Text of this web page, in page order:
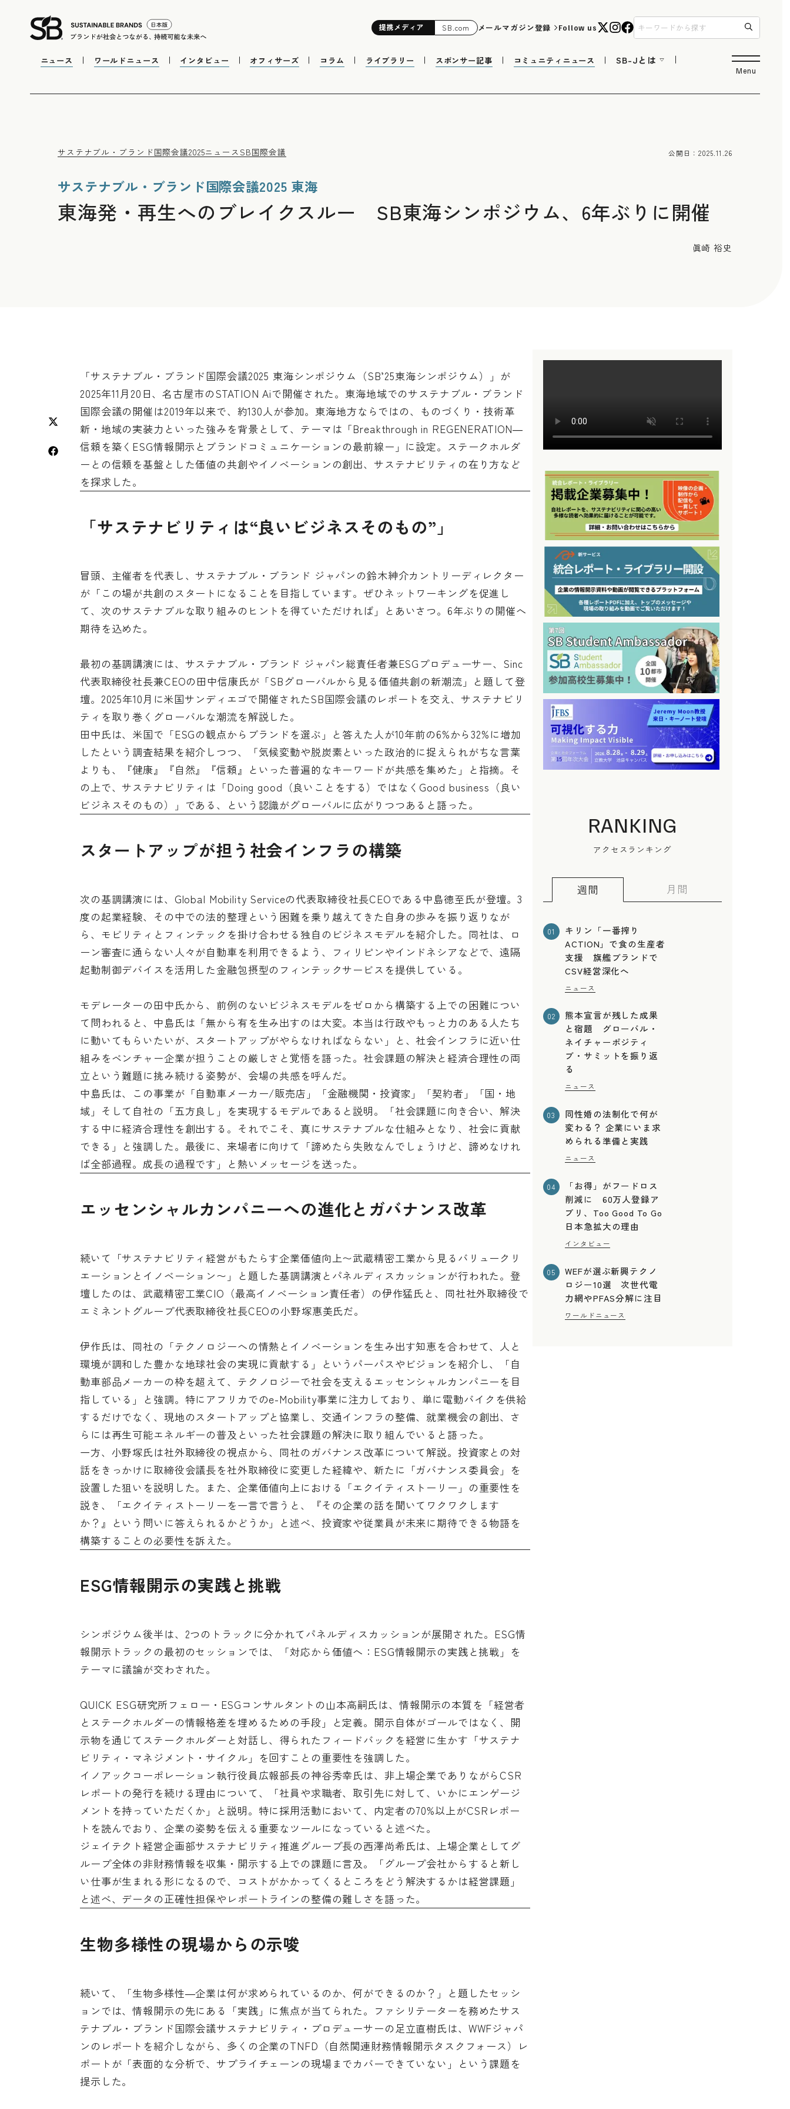
提携メディア SB.com メールマガジン登録 Follow us
ニュース ワールドニュース インタビュー オフィサーズ コラム ライブラリー スポンサー記事 コミュニティニュース SB-Jとは
Menu
サステナブル・ブランド国際会議2025ニュース SB国際会議 公開日：2025.11.26
サステナブル・ブランド国際会議2025 東海
東海発・再生へのブレイクスルー SB東海シンポジウム、6年ぶりに開催
眞崎 裕史
「サステナブル・ブランド国際会議2025 東海シンポジウム（SB’25東海シンポジウム）」が
2025年11月20日、名古屋市のSTATION Aiで開催された。東海地域でのサステナブル・ブランド
国際会議の開催は2019年以来で、約130人が参加。東海地方ならではの、ものづくり・技術革
新・地域の実装力といった強みを背景として、テーマは「Breakthrough in REGENERATION―
信頼を築くESG情報開示とブランドコミュニケーションの最前線ー」に設定。ステークホルダ
ーとの信頼を基盤とした価値の共創やイノベーションの創出、サステナビリティの在り方など
を探求した。
「サステナビリティは“良いビジネスそのもの”」
冒頭、主催者を代表し、サステナブル・ブランド ジャパンの鈴木紳介カントリーディレクター
が「この場が共創のスタートになることを目指しています。ぜひネットワーキングを促進し
て、次のサステナブルな取り組みのヒントを得ていただければ」とあいさつ。6年ぶりの開催へ
期待を込めた。
最初の基調講演には、サステナブル・ブランド ジャパン総責任者兼ESGプロデューサー、Sinc
代表取締役社長兼CEOの田中信康氏が「SBグローバルから見る価値共創の新潮流」と題して登
壇。2025年10月に米国サンディエゴで開催されたSB国際会議のレポートを交え、サステナビリ
ティを取り巻くグローバルな潮流を解説した。
田中氏は、米国で「ESGの観点からブランドを選ぶ」と答えた人が10年前の6%から32%に増加
したという調査結果を紹介しつつ、「気候変動や脱炭素といった政治的に捉えられがちな言葉
よりも、『健康』『自然』『信頼』といった普遍的なキーワードが共感を集めた」と指摘。そ
の上で、サステナビリティは「Doing good（良いことをする）ではなくGood business（良い
ビジネスそのもの）」である、という認識がグローバルに広がりつつあると語った。
スタートアップが担う社会インフラの構築
次の基調講演には、Global Mobility Serviceの代表取締役社長CEOである中島徳至氏が登壇。3
度の起業経験、その中での法的整理という困難を乗り越えてきた自身の歩みを振り返りなが
ら、モビリティとフィンテックを掛け合わせる独自のビジネスモデルを紹介した。同社は、ロ
ーン審査に通らない人々が自動車を利用できるよう、フィリピンやインドネシアなどで、遠隔
起動制御デバイスを活用した金融包摂型のフィンテックサービスを提供している。
モデレーターの田中氏から、前例のないビジネスモデルをゼロから構築する上での困難につい
て問われると、中島氏は「無から有を生み出すのは大変。本当は行政やもっと力のある人たち
に動いてもらいたいが、スタートアップがやらなければならない」と、社会インフラに近い仕
組みをベンチャー企業が担うことの厳しさと覚悟を語った。社会課題の解決と経済合理性の両
立という難題に挑み続ける姿勢が、会場の共感を呼んだ。
中島氏は、この事業が「自動車メーカー/販売店」「金融機関・投資家」「契約者」「国・地
域」そして自社の「五方良し」を実現するモデルであると説明。「社会課題に向き合い、解決
する中に経済合理性を創出する。それでこそ、真にサステナブルな仕組みとなり、社会に貢献
できる」と強調した。最後に、来場者に向けて「諦めたら失敗なんでしょうけど、諦めなけれ
ば全部過程。成長の過程です」と熱いメッセージを送った。
エッセンシャルカンパニーへの進化とガバナンス改革
続いて「サステナビリティ経営がもたらす企業価値向上〜武蔵精密工業から見るバリュークリ
エーションとイノベーション〜」と題した基調講演とパネルディスカッションが行われた。登
壇したのは、武蔵精密工業CIO（最高イノベーション責任者）の伊作猛氏と、同社社外取締役で
エミネントグループ代表取締役社長CEOの小野塚惠美氏だ。
伊作氏は、同社の「テクノロジーへの情熱とイノベーションを生み出す知恵を合わせて、人と
環境が調和した豊かな地球社会の実現に貢献する」というパーパスやビジョンを紹介し、「自
動車部品メーカーの枠を超えて、テクノロジーで社会を支えるエッセンシャルカンパニーを目
指している」と強調。特にアフリカでのe-Mobility事業に注力しており、単に電動バイクを供給
するだけでなく、現地のスタートアップと協業し、交通インフラの整備、就業機会の創出、さ
らには再生可能エネルギーの普及といった社会課題の解決に取り組んでいると語った。
一方、小野塚氏は社外取締役の視点から、同社のガバナンス改革について解説。投資家との対
話をきっかけに取締役会議長を社外取締役に変更した経緯や、新たに「ガバナンス委員会」を
設置した狙いを説明した。また、企業価値向上における「エクイティストーリー」の重要性を
説き、「エクイティストーリーを一言で言うと、『その企業の話を聞いてワクワクします
か？』という問いに答えられるかどうか」と述べ、投資家や従業員が未来に期待できる物語を
構築することの必要性を訴えた。
ESG情報開示の実践と挑戦
シンポジウム後半は、2つのトラックに分かれてパネルディスカッションが展開された。ESG情
報開示トラックの最初のセッションでは、「対応から価値へ：ESG情報開示の実践と挑戦」を
テーマに議論が交わされた。
QUICK ESG研究所フェロー・ESGコンサルタントの山本高嗣氏は、情報開示の本質を「経営者
とステークホルダーの情報格差を埋めるための手段」と定義。開示自体がゴールではなく、開
示物を通じてステークホルダーと対話し、得られたフィードバックを経営に生かす「サステナ
ビリティ・マネジメント・サイクル」を回すことの重要性を強調した。
イノアックコーポレーション執行役員広報部長の神谷秀幸氏は、非上場企業でありながらCSR
レポートの発行を続ける理由について、「社員や求職者、取引先に対して、いかにエンゲージ
メントを持っていただくか」と説明。特に採用活動において、内定者の70%以上がCSRレポー
トを読んでおり、企業の姿勢を伝える重要なツールになっていると述べた。
ジェイテクト経営企画部サステナビリティ推進グループ長の西澤尚希氏は、上場企業としてグ
ループ全体の非財務情報を収集・開示する上での課題に言及。「グループ会社からすると新し
い仕事が生まれる形になるので、コストがかかってくるところをどう解決するかは経営課題」
と述べ、データの正確性担保やレポートラインの整備の難しさを語った。
生物多様性の現場からの示唆
続いて、「生物多様性―企業は何が求められているのか、何ができるのか？」と題したセッシ
ョンでは、情報開示の先にある「実践」に焦点が当てられた。ファシリテーターを務めたサス
テナブル・ブランド国際会議サステナビリティ・プロデューサーの足立直樹氏は、WWFジャパ
ンのレポートを紹介しながら、多くの企業のTNFD（自然関連財務情報開示タスクフォース）レ
ポートが「表面的な分析で、サプライチェーンの現場までカバーできていない」という課題を
提示した。
RANKING
アクセスランキング
週間 月間
01
キリン「一番搾り
ACTION」で食の生産者
支援 旗艦ブランドで
CSV経営深化へ
ニュース
02
熊本宣言が残した成果
と宿題 グローバル・
ネイチャーポジティ
ブ・サミットを振り返
る
ニュース
03
同性婚の法制化で何が
変わる？ 企業にいま求
められる準備と実践
ニュース
04
「お得」がフードロス
削減に 60万人登録ア
プリ、Too Good To Go
日本急拡大の理由
インタビュー
05
WEFが選ぶ新興テクノ
ロジー10選 次世代電
力網やPFAS分解に注目
ワールドニュース